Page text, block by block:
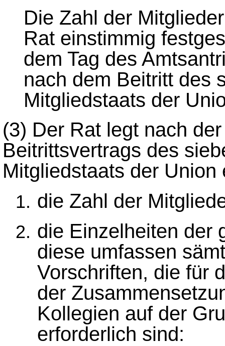
Die Zahl der
Rat einstimmig
dem Tag des
nach dem Beitritt des
Mitgliedstaats der
(3) Der Rat legt nach
Beitrittsvertrags des
Mitgliedstaats der
die Zahl der
die Einzelheiten der
diese umfassen
Vorschriften, die für
der
Kollegien auf der
erforderlich sind: